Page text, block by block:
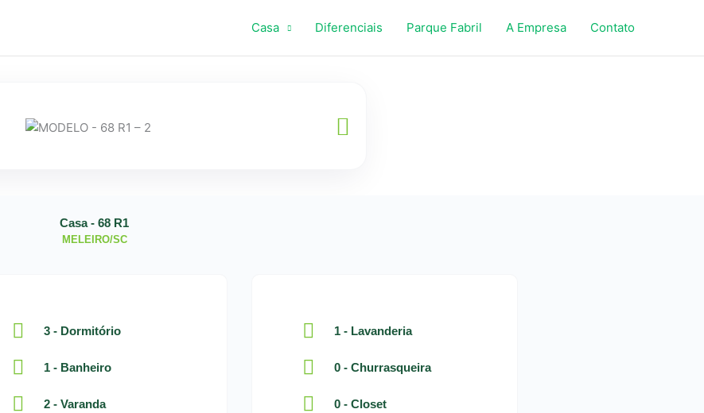
Casa Diferenciais Parque Fabril A Empresa Contato
Casa - 68 R1
MELEIRO/SC
3 - Dormitório
1 - Banheiro
2 - Varanda
1 - Lavanderia
0 - Churrasqueira
0 - Closet